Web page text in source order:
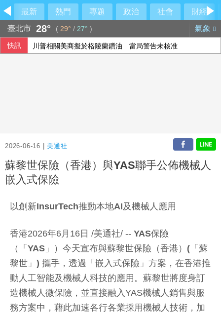
最新 熱門 專題 政治 社會
財經
臺北市 28° ( 29° / 27° ) 氣象
快訊 川普相關美商擬於格陵蘭鑽油 當局警告未核准
2026-06-16 |美通社
蘇黎世保險（香港）與YAS聯手公佈機械人
嵌入式保險
以創新InsurTech推動本地AI及機械人應用
香港2026年6月16日 /美通社/ -- YAS保險
（「YAS」） 今天宣布與蘇黎世保險（香港）(「蘇
黎世」) 攜手，透過「嵌入式保險」方案，在香港推
動人工智能及機械人科技的應用。蘇黎世將度身訂
造機械人微保險，並直接融入YAS機械人銷售與服
務方案中，藉此加速各行各業採用機械人技術，加